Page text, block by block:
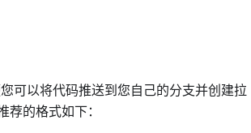
可以将代码推送到您自己的分支并创建拉
的格式如下：